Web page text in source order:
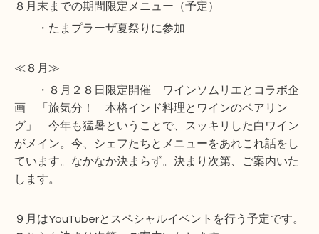
８月末までの期間限定メニュー（予定）
・たまプラーザ夏祭りに参加
≪８月≫
・８月２８日限定開催 ワインソムリエとコラボ企
画 「旅気分！ 本格インド料理とワインのペアリン
グ」 今年も猛暑ということで、スッキリした白ワイン
がメイン。今、シェフたちとメニューをあれこれ話をし
ています。なかなか決まらず。決まり次第、ご案内いた
します。
９月はYouTuberとスペシャルイベントを行う予定です。